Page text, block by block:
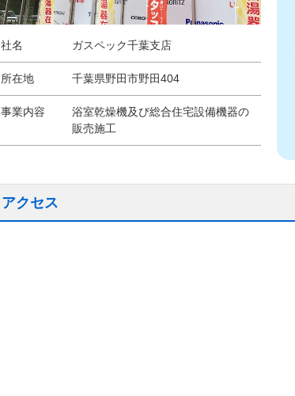
社名 ガスペック千葉支店
所在地 千葉県野田市野田404
事業内容
浴室乾燥機及び総合住宅設備機器の
販売施工
アクセス